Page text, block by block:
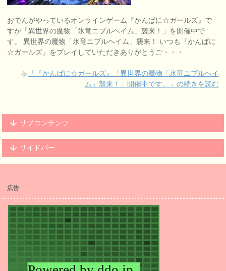
おでんがやっているオンラインゲーム『かんぱに☆ガールズ』で
すが「異世界の魔物「氷竜ニブルヘイム」襲来！」を開催中で
す。 異世界の魔物「氷竜ニブルヘイム」襲来！ いつも『かんぱに
☆ガールズ』をプレイしていただきありがとうご・・・
「『かんぱに☆ガールズ』「異世界の魔物「氷竜ニブルヘイ
ム」襲来！」開催中です。」の続きを読む
サブコンテンツ
サイドバー
広告